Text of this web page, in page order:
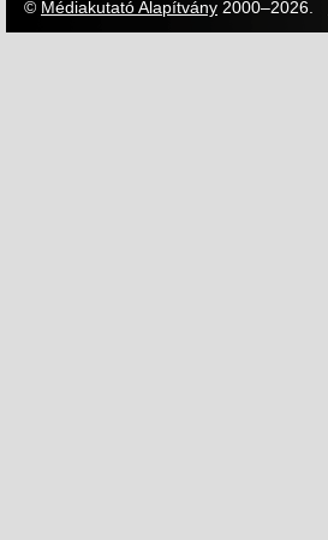
© Médiakutató Alapítvány 2000–2026.